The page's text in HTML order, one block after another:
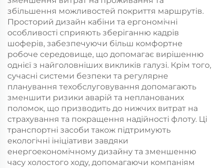
збільшення можливостей покриття маршрутів.
Просторий дизайн кабіни та ергономічні
особливості сприяють зберіганню кадрів
шоферів, забезпечуючи більш комфортне
робоче середовище, що допомагає вирішенню
однієї з найголовніших викликів галузі. Крім того,
сучасні системи безпеки та регулярне
планування техобслуговування допомагають
зменшити ризики аварій та непланованих
поломок, що призводить до нижчих витрат на
страхування та покращення надійності флоту. Ці
транспортні засоби також підтримують
екологічні ініціативи завдяки
енергоекономічному дизайну та зменшенню
часу холостого ходу, допомагаючи компаніям